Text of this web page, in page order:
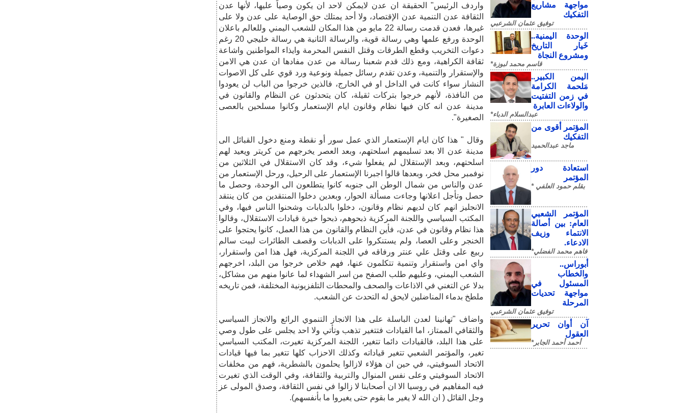
مواجهة مشاريع
التفكيك
توفيق عثمان الشرعبي
الوحدة اليمنية..
خَيار التاريخ
ومشروع النجاة
قاسم محمد لبوزة*
​اليمن الكبير..
مَلحمة الكرامة
في زمن التفتيت
والولاءات العابرة
عبدالسلام الدباء*
المؤتمر أقوى من
التفكيك
ماجد عبدالحميد
استعادة دور
المؤتمر
بقلم حمود العلفي *
المؤتمر الشعبي
العام: بين أصالة
الانتماء وزيف
الادعاء.
فاهم محمد الفضلي*
أبوراس..
والخطاب
المسئول في
مواجهة تحديات
المرحلة
توفيق عثمان الشرعبي
آن أوان تحرير
العقول
أحمد أحمد الجابر*
واردف الرئيس" الحقيقة ان عدن لايمكن لاحد ان يكون وصياً عليها، لأنها عدن
الثقافة عدن التنمية عدن الإقتصاد، ولا أحد يمتلك حق الوصاية على عدن ولا على
غيرها، فعدن قدمت رسالة 22 مايو من هذا المكان للشعب اليمني وللعالم باعلان
الوحدة ورفع علمها وهي رسالة قوية، والرسالة الثانية هي رسالة خليجي 20 رغم
دعوات التخريب وقطع الطرقات وقتل النفس المحرمة وايذاء المواطنين واشاعة
ثقافة الكراهية، ومع ذلك قدم شعبنا رسالة من عدن مفادها ان عدن هي الامن
والإستقرار والتنمية، وعدن تقدم رسائل جميلة ونوعية ورد قوي على كل الاصوات
النشاز سواء كانت في الداخل او في الخارج، فالذين خرجوا من الباب لن يعودوا
من النافذة، لأنهم خرجوا بتركات ثقيلة، كان يتحدثون عن النظام والقانون في
مدينة عدن انه كان فيها نظام وقانون ايام الإستعمار وكانوا مسلحين بالعصى
الصغيرة".
وقال " هذا كان ايام الإستعمار الذي عمل سور أو نقطة ومنع دخول القبائل الى
مدينة عدن الا بعد تسليمهم اسلحتهم، وبعد العصر يخرجهم من كريتر ويعيد لهم
اسلحتهم، وبعد الإستقلال لم يفعلوا شيء، وقد كان الاستقلال في الثلاثين من
نوفمبر محل فخر، وبعدها قالوا اجبرنا الإستعمار على الرحيل، ورحل الإستعمار من
عدن والناس من شمال الوطن الى جنوبه كانوا يتطلعون الى الوحدة، وحصل ما
حصل وتأجل اعلانها وجاءت مسألة الحوار، وبعدين دخلوا المنتقدين من كان ينتقد
الانجليز انهم كان لديهم نظام وقانون، دخلوا بالدبابات وشحنوا الناس فيها، وفي
المكتب السياسي واللجنة المركزية ذبحوهم، ذبحوا خيرة قيادات الاستقلال، وقالوا
هذا نظام وقانون في عدن، فأين النظام والقانون من هذا العمل، كانوا يحتجوا على
الخنجر وعلى العصا، ولم يستنكروا على الدبابات وقصف الطائرات لبيت سالم
ربيع على وقتل علي عنتر ورفاقه في اللجنة المركزية، فهل هذا امن واستقرار،
واي امن واستقرار وتنمية تتكلمون عنها، فهم خلاص خرجوا من البلد، اخرجهم
الشعب اليمني، وعليهم طلب الصفح من اسر الشهداء لما عانوا منهم من مشاكل،
بدلا عن التغني في الاذاعات والصحف والمحطات التلفزيونية المختلفة، فمن تاريخه
ملطخ بدماء المناضلين لايحق له التحدث عن الشعب.
واضاف "تهانينا لعدن الباسلة على هذا الانجاز التنموي الرائع والانجاز السياسي
والثقافي الممتاز، اما القيادات فتتغير تذهب وتأتي ولا احد يجلس على طول وصي
على هذا البلد، فالقيادات دائما تتغير، اللجنة المركزية تغيرت، المكتب السياسي
تغير، والمؤتمر الشعبي تتغير قياداته وكذلك الاحزاب كلها تتغير بما فيها قيادات
الاتحاد السوفيتي، في حين ان هؤلاء لازالوا يحلمون بالشطرية، فهم من مخلفات
الاتحاد السوفيتي وعلى نفس المنوال والتربية والثقافة، وفي الوقت الذي تغيرت
فيه المفاهيم في روسيا الا ان أصحابنا لا زالوا في نفس الثقافة، وصدق المولى عز
وجل القائل ( ان الله لا يغير ما بقوم حتى يغيروا ما بأنفسهم).